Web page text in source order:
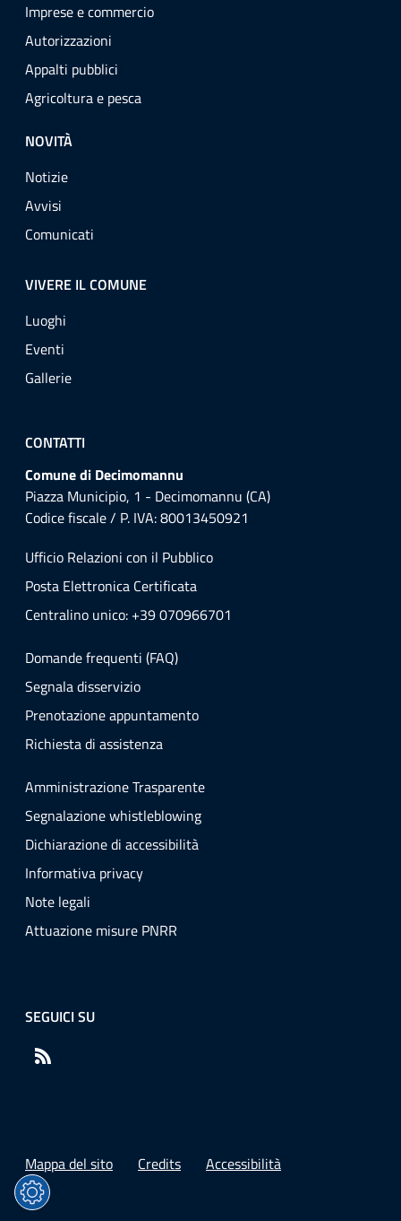
Imprese e commercio
Autorizzazioni
Appalti pubblici
Agricoltura e pesca
NOVITÀ
Notizie
Avvisi
Comunicati
VIVERE IL COMUNE
Luoghi
Eventi
Gallerie
CONTATTI
Comune di Decimomannu
Piazza Municipio, 1 - Decimomannu (CA)
Codice fiscale / P. IVA: 80013450921
Ufficio Relazioni con il Pubblico
Posta Elettronica Certificata
Centralino unico: +39 070966701
Domande frequenti (FAQ)
Segnala disservizio
Prenotazione appuntamento
Richiesta di assistenza
Amministrazione Trasparente
Segnalazione whistleblowing
Dichiarazione di accessibilità
Informativa privacy
Note legali
Attuazione misure PNRR
SEGUICI SU
Mappa del sito Credits Accessibilità